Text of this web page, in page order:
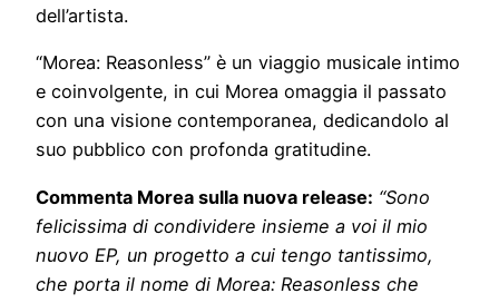
dell’artista.
“Morea: Reasonless” è un viaggio musicale intimo
e coinvolgente, in cui Morea omaggia il passato
con una visione contemporanea, dedicandolo al
suo pubblico con profonda gratitudine.
Commenta Morea sulla nuova release: “Sono
felicissima di condividere insieme a voi il mio
nuovo EP, un progetto a cui tengo tantissimo,
che porta il nome di Morea: Reasonless che